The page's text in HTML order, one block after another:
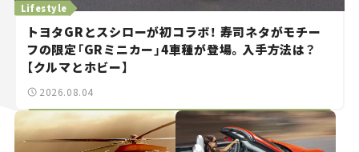
Lifestyle
トヨタGRとスシローが初コラボ！ 寿司ネタがモチー
フの限定「GRミニカー」4車種が登場。入手方法は？
【クルマとホビー】
2026.08.04